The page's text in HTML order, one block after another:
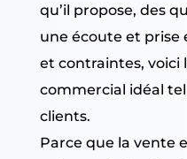
qu’il propose, des
une écoute et prise
et contraintes,
commercial idéal
clients.
Parce que la vente